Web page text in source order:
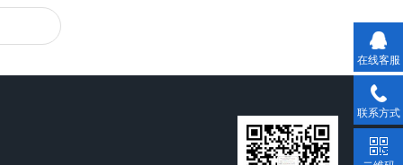
在线客服
联系方式